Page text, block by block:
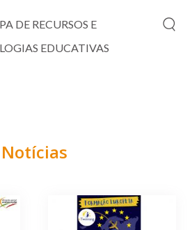
DE RECURSOS E
EDUCATIVAS
Notícias